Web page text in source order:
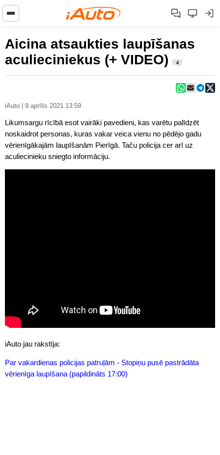
Aicina atsaukties laupīšanas
aculieciniekus (+ VIDEO)
4
iAuto | 9.aprīlis 2021 13:59
Likumsargu rīcībā esot vairāki pavedieni, kas varētu palīdzēt
noskaidrot personas, kuras vakar veica vienu no pēdējo gadu
vērienīgākajām laupīšanām Pierīgā. Taču policija cer arī uz
aculiecinieku sniegto informāciju.
iAuto jau rakstīja:
Par vakardienas policijas patruļām - Stopiņu pusē pastrādāta
vērienīga laupīšana (papildināts 17:00)